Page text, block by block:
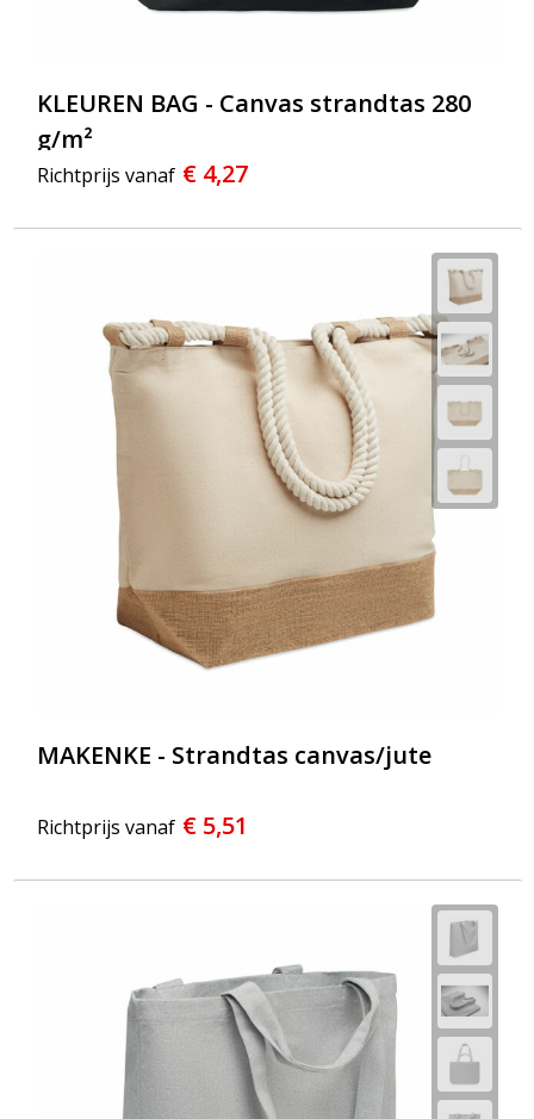
KLEUREN BAG - Canvas strandtas 280
g/m²
Richtprijs vanaf € 4,27
MAKENKE - Strandtas canvas/jute
Richtprijs vanaf € 5,51